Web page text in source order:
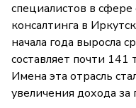
специалистов в
консалтинга в
начала года выросла
составляет почти 141
Имена эта отрасль
увеличения дохода